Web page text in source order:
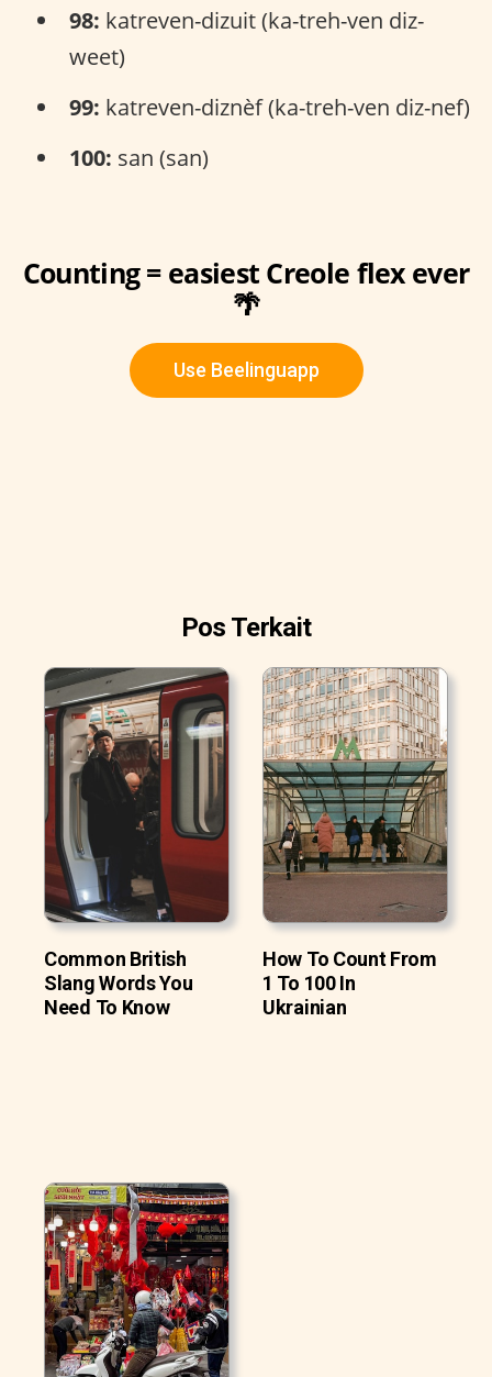
98: katreven-dizuit (ka-treh-ven diz-
weet)
99: katreven-diznèf (ka-treh-ven diz-nef)
100: san (san)
Counting = easiest Creole flex ever
🌴
Use Beelinguapp
Pos Terkait
Common British
Slang Words You
Need To Know
How To Count From
1 To 100 In
Ukrainian